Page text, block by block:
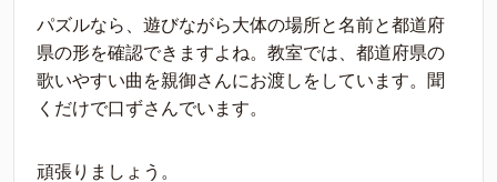
パズルなら、遊びながら大体の場所と名前と都道府
県の形を確認できますよね。教室では、都道府県の
歌いやすい曲を親御さんにお渡しをしています。聞
くだけで口ずさんでいます。
頑張りましょう。